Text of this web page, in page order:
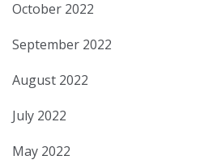
October 2022
September 2022
August 2022
July 2022
May 2022